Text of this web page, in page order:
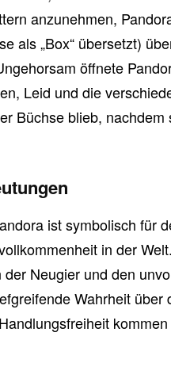
anzunehmen,
als „Box“ übersetzt)
öffnete
Leid und die
Büchse blieb,
ist symbolisch für
in der
Neugier und den
Wahrheit über